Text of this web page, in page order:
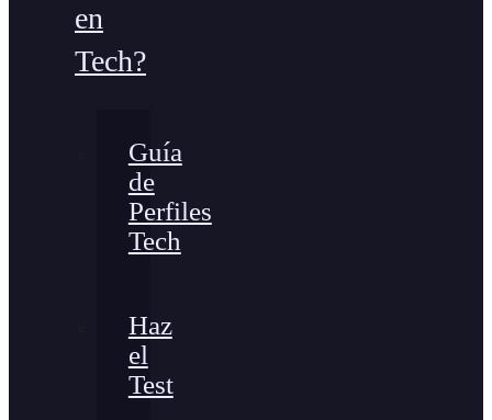
en
Tech?
Guía
de
Perfiles
Tech
Haz
el
Test